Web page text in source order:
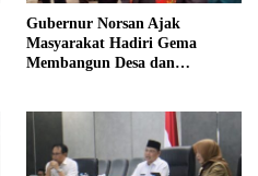
Gubernur Norsan Ajak
Masyarakat Hadiri Gema
Membangun Desa dan